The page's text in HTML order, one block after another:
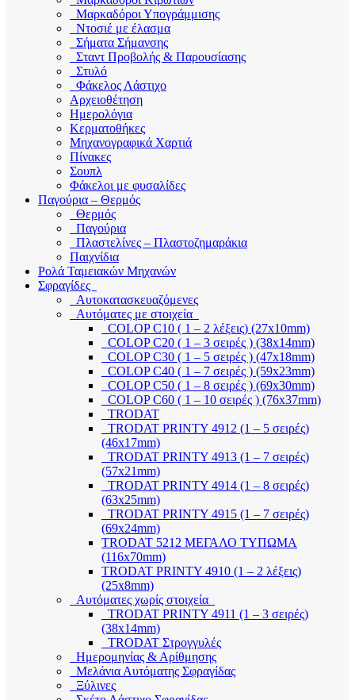
Μαρκαδόροι Υπογράμμισης
Ντοσιέ με έλασμα
Σήματα Σήμανσης
Σταντ Προβολής & Παρουσίασης
Στυλό
Φάκελος Λάστιχο
Αρχειοθέτηση
Ημερολόγια
Κερματοθήκες
Μηχανογραφικά Χαρτιά
Πίνακες
Σουπλ
Φάκελοι με φυσαλίδες
Παγούρια – Θερμός
Θερμός
Παγούρια
Πλαστελίνες – Πλαστοζημαράκια
Παιχνίδια
Ρολά Ταμειακών Μηχανών
Σφραγίδες
Αυτοκατασκευαζόμενες
Αυτόματες με στοιχεία
COLOP C10 ( 1 – 2 λέξεις) (27x10mm)
COLOP C20 ( 1 – 3 σειρές ) (38x14mm)
COLOP C30 ( 1 – 5 σειρές ) (47x18mm)
COLOP C40 ( 1 – 7 σειρές ) (59x23mm)
COLOP C50 ( 1 – 8 σειρές ) (69x30mm)
COLOP C60 ( 1 – 10 σειρές ) (76x37mm)
TRODAT
TRODAT PRINTY 4912 (1 – 5 σειρές)
(46x17mm)
TRODAT PRINTY 4913 (1 – 7 σειρές)
(57x21mm)
TRODAT PRINTY 4914 (1 – 8 σειρές)
(63x25mm)
TRODAT PRINTY 4915 (1 – 7 σειρές)
(69x24mm)
TRODAT 5212 ΜΕΓΑΛΟ ΤΥΠΩΜΑ
(116x70mm)
TRODAT PRINTY 4910 (1 – 2 λέξεις)
(25x8mm)
Αυτόματες χωρίς στοιχεία
TRODAT PRINTY 4911 (1 – 3 σειρές)
(38x14mm)
TRODAT Στρογγυλές
Ημερομηνίας & Αρίθμησης
Μελάνια Αυτόματης Σφραγίδας
Ξύλινες